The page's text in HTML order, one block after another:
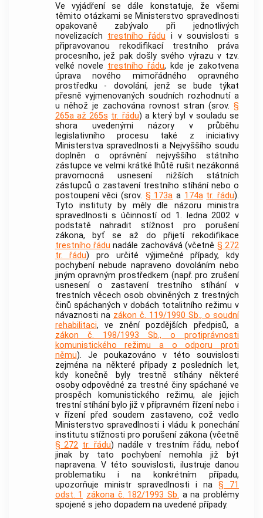
Ve vyjádření se dále konstatuje, že všemi
těmito otázkami se Ministerstvo spravedlnosti
opakovaně zabývalo při jednotlivých
novelizacích trestního řádu i v souvislosti s
připravovanou rekodifikací trestního práva
procesního, jež pak došly svého výrazu v tzv.
velké novele trestního řádu, kde je zakotvena
úprava nového mimořádného opravného
prostředku - dovolání, jenž se bude týkat
přesně vyjmenovaných soudních rozhodnutí a
u něhož je zachována rovnost stran (srov. §
265a až 265s tr. řádu) a který byl v souladu se
shora uvedenými názory v průběhu
legislativního procesu také z iniciativy
Ministerstva spravedlnosti a Nejvyššího soudu
doplněn o oprávnění nejvyššího státního
zástupce ve velmi krátké lhůtě rušit nezákonná
pravomocná usnesení nižších státních
zástupců o zastavení trestního stíhání nebo o
postoupení věci (srov. § 173a a 174a tr. řádu).
Tyto instituty by měly dle názoru ministra
spravedlnosti s účinností od 1. ledna 2002 v
podstatě nahradit stížnost pro porušení
zákona, byť se až do přijetí rekodifikace
trestního řádu nadále zachovává (včetně § 272
tr. řádu) pro určité výjimečné případy, kdy
pochybení nebude napraveno dovoláním nebo
jiným opravným prostředkem (např. pro zrušení
usnesení o zastavení trestního stíhání v
trestních věcech osob obviněných z trestných
činů spáchaných v dobách totalitního režimu v
návaznosti na zákon č. 119/1990 Sb., o soudní
rehabilitaci, ve znění pozdějších předpisů, a
zákon č. 198/1993 Sb., o protiprávnosti
komunistického režimu a o odporu proti
němu). Je poukazováno v této souvislosti
zejména na některé případy z posledních let,
kdy konečně byly trestně stíhány některé
osoby odpovědné za trestné činy spáchané ve
prospěch komunistického režimu, ale jejich
trestní stíhání bylo již v přípravném řízení nebo i
v řízení před soudem zastaveno, což vedlo
Ministerstvo spravedlnosti i vládu k ponechání
institutu stížnosti pro porušení zákona (včetně
§ 272 tr. řádu) nadále v trestním řádu, neboť
jinak by tato pochybení nemohla již být
napravena. V této souvislosti, ilustruje danou
problematiku i na konkrétním případu,
upozorňuje ministr spravedlnosti i na § 71
odst. 1 zákona č. 182/1993 Sb. a na problémy
spojené s jeho dopadem na uvedené případy.